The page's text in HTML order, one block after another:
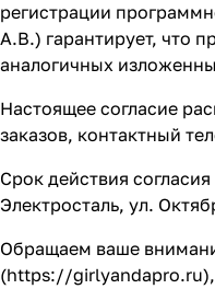
регистрации
А.В.) гарантирует, что
аналогичных
Настоящее согласие
заказов, контактный
Срок действия
Электросталь, ул.
Обращаем ваше
(https://girlyandapro.ru